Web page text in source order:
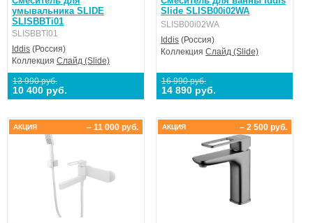
умывальника SLIDE
SLISBBTi01
SLISBBTi01
Iddis (Россия)
Коллекция Слайд (Slide)
13 990 руб.
10 400 руб.
Slide SLISB00i02WA
SLISB00i02WA
Iddis (Россия)
КоллекцияСлайд (Slide)
16 990 руб.
14 890 руб.
– 11 000 руб.
АКЦИЯ – 2 500 руб.
АКЦИЯ